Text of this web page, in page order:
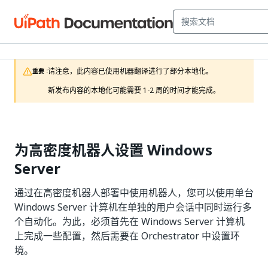
重要 :请注意，此内容已使用机器翻译进行了部分本地化。
新发布内容的本地化可能需要 1-2 周的时间才能完成。
为高密度机器人设置 Windows
Server
通过在高密度机器人部署中使用机器人，您可以使用单台
Windows Server 计算机在单独的用户会话中同时运行多
个自动化。为此，必须首先在 Windows Server 计算机
上完成一些配置，然后需要在 Orchestrator 中设置环
境。